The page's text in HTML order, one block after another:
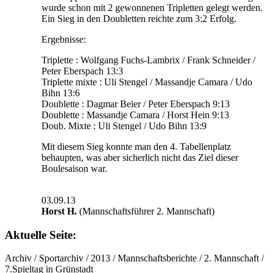
wurde schon mit 2 gewonnenen Tripletten gelegt werden.
Ein Sieg in den Doubletten reichte zum 3:2 Erfolg.
Ergebnisse:
Triplette : Wolfgang Fuchs-Lambrix / Frank Schneider /
Peter Eberspach 13:3
Triplette mixte : Uli Stengel / Massandje Camara / Udo
Bihn 13:6
Doublette : Dagmar Beier / Peter Eberspach 9:13
Doublette : Massandje Camara / Horst Hein 9:13
Doub. Mixte : Uli Stengel / Udo Bihn 13:9
Mit diesem Sieg konnte man den 4. Tabellenplatz
behaupten, was aber sicherlich nicht das Ziel dieser
Boulesaison war.
03.09.13
Horst H. (Mannschaftsführer 2. Mannschaft)
Aktuelle Seite:
Archiv / Sportarchiv / 2013 /Mannschaftsberichte / 2. Mannschaft /
7.Spieltag in Grünstadt